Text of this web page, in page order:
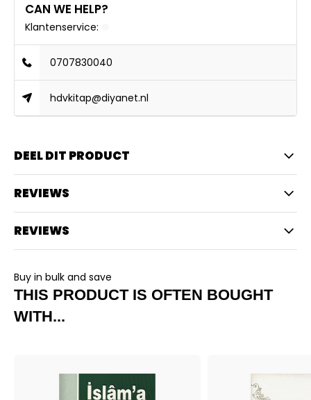
CAN WE HELP?
Klantenservice:
0707830040
hdvkitap@diyanet.nl
DEEL DIT PRODUCT
REVIEWS
REVIEWS
Buy in bulk and save
THIS PRODUCT IS OFTEN BOUGHT
WITH...